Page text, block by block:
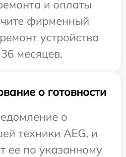
и оплаты
фирменный
устройства
месяцев.
о готовности
о
техники AEG, и
ее по указанному